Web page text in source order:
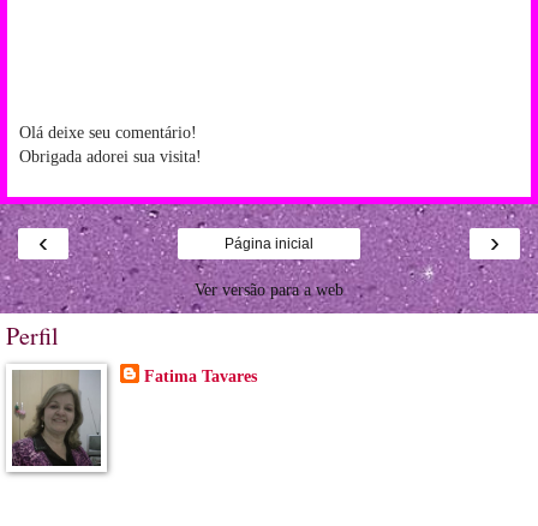
Olá deixe seu comentário!
Obrigada adorei sua visita!
‹ ›
Página inicial
Ver versão para a web
Perfil
Fatima Tavares